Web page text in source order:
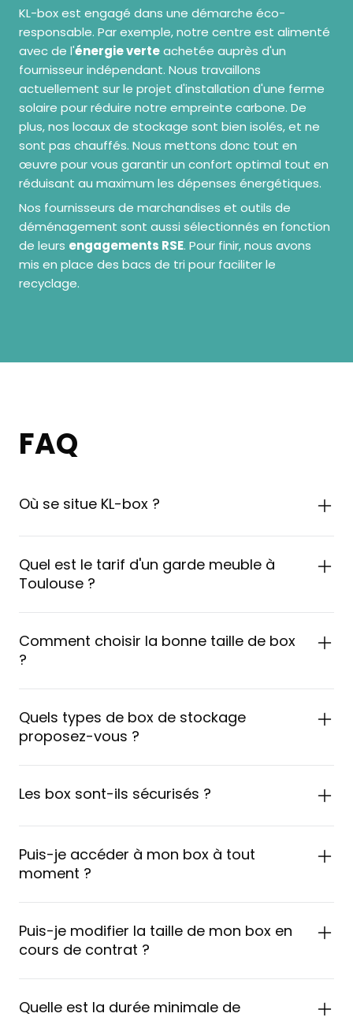
KL-box est engagé dans une démarche éco-
responsable. Par exemple, notre centre est alimenté
avec de l'énergie verteachetée auprès d'un
fournisseur indépendant. Nous travaillons
actuellement sur le projet d'installation d'une ferme
solaire pour réduire notre empreinte carbone. De
plus, nos locaux de stockage sont bien isolés, et ne
sont pas chauffés. Nous mettons donc tout en
œuvre pour vous garantir un confort optimal tout en
réduisant au maximum les dépenses énergétiques.
Nos fournisseurs de marchandises et outils de
déménagement sont aussi sélectionnés en fonction
de leurs engagements RSE. Pour finir, nous avons
mis en place des bacs de tri pour faciliter le
recyclage.
FAQ
Où se situe KL-box ?
Quel est le tarif d'un garde meuble à
Toulouse ?
Comment choisir la bonne taille de box
?
Quels types de box de stockage
proposez-vous ?
Les box sont-ils sécurisés ?
Puis-je accéder à mon box à tout
moment ?
Puis-je modifier la taille de mon box en
cours de contrat ?
Quelle est la durée minimale de